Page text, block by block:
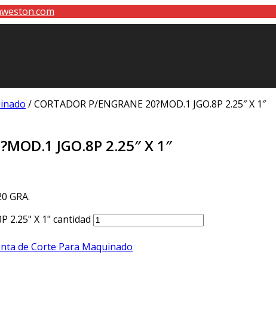
/ CORTADOR P/ENGRANE 20?MOD.1 JGO.8P 2.25″ X 1″
JGO.8P 2.25″ X 1″
GRA.
2.25" X 1" cantidad
de Corte Para Maquinado